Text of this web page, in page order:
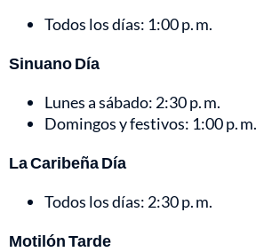
Todos los días: 1:00 p. m.
Sinuano Día
Lunes a sábado: 2:30 p. m.
Domingos y festivos: 1:00 p. m.
La Caribeña Día
Todos los días: 2:30 p. m.
Motilón Tarde